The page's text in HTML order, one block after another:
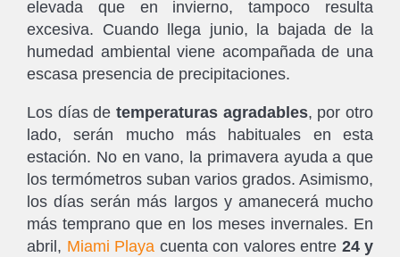
elevada que en invierno, tampoco resulta
excesiva. Cuando llega junio, la bajada de la
humedad ambiental viene acompañada de una
escasa presencia de precipitaciones.
Los días de temperaturas agradables, por otro
lado, serán mucho más habituales en esta
estación. No en vano, la primavera ayuda a que
los termómetros suban varios grados. Asimismo,
los días serán más largos y amanecerá mucho
más temprano que en los meses invernales. En
abril, Miami Playa cuenta con valores entre 24 y